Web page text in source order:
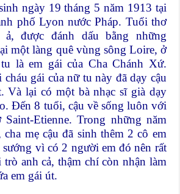
ngày 19 tháng 5 năm 1913 tại
phố Lyon nước Pháp. Tuổi thơ
ả, được đánh dấu bằng những
một làng quê vùng sông Loire, ở
là em gái của Cha Chánh Xứ.
gái của nữ tu này đã dạy cậu
Và lại có một bà nhạc sĩ già dạy
Đến 8 tuổi, cậu về sống luôn với
Etienne. Trong những năm
cha mẹ cậu đã sinh thêm 2 cô em
sướng vì có 2 người em đó nên rất
anh cả, thậm chí còn nhận làm
em gái út.